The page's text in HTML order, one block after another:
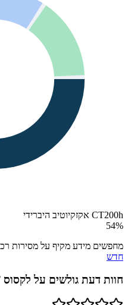
CT200h אקזקיוטיב היברידי
54%
מחפשים מידע מקיף על מסירות
חדש
חוות דעת גולשים על לקסוס CT